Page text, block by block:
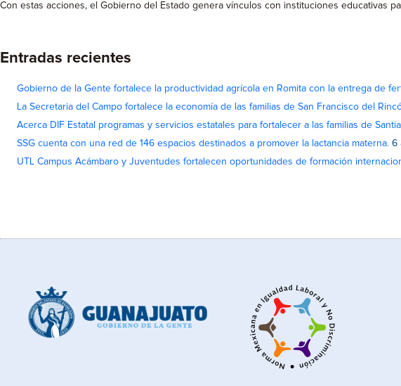
Con estas acciones, el Gobierno del Estado genera vínculos con instituciones educativas
Entradas recientes
Gobierno de la Gente fortalece la productividad agrícola en Romita con la entrega de
La Secretaria del Campo fortalece la economía de las familias de San Francisco del
Acerca DIF Estatal programas y servicios estatales para fortalecer a las familias de
SSG cuenta con una red de 146 espacios destinados a promover la lactancia materna. 6
UTL Campus Acámbaro y Juventudes fortalecen oportunidades de formación